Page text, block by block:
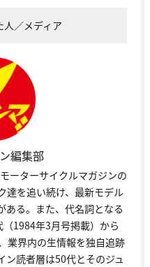
人／メディア
編集部
ーターサイクルマガジンの
達を追い続け、最新モデル
ある。また、代名詞となる
1984年3月号掲載）から
業界内の生情報を独自追跡
ン読者層は50代とそのジュ